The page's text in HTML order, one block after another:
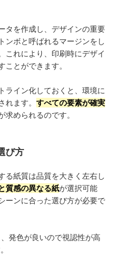
タを作成し、デザインの重要
ンボと呼ばれるマージンをし
これにより、印刷時にデザイ
ことができます。
ライン化しておくと、環境に
れます。すべての要素が確実
求められるのです。
び方
る紙質は品質を大きく左右し
質感の異なる紙が選択可能
ーンに合った選び方が必要で
発色が良いので視認性が高